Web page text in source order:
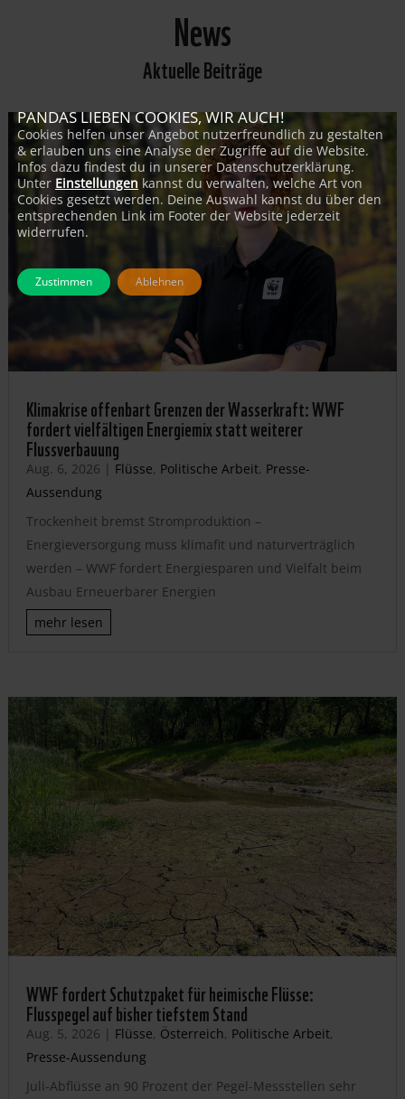
News
Aktuelle Beiträge
Klimakrise offenbart Grenzen der Wasserkraft: WWF
fordert vielfältigen Energiemix statt weiterer
Flussverbauung
Aug. 6, 2026 | Flüsse, Politische Arbeit, Presse-
Aussendung
Trockenheit bremst Stromproduktion –
Energieversorgung muss klimafit und naturverträglich
werden – WWF fordert Energiesparen und Vielfalt beim
Ausbau Erneuerbarer Energien
mehr lesen
WWF fordert Schutzpaket für heimische Flüsse:
Flusspegel auf bisher tiefstem Stand
Aug. 5, 2026 | Flüsse, Österreich, Politische Arbeit,
Presse-Aussendung
Juli-Abflüsse an 90 Prozent der Pegel-Messstellen sehr
PANDAS LIEBEN COOKIES, WIR AUCH!
Cookies helfen unser Angebot nutzerfreundlich zu gestalten
& erlauben uns eine Analyse der Zugriffe auf die Website.
Infos dazu findest du in unserer Datenschutzerklärung.
Unter Einstellungen kannst du verwalten, welche Art von
Cookies gesetzt werden. Deine Auswahl kannst du über den
entsprechenden Link im Footer der Website jederzeit
widerrufen.
Zustimmen Ablehnen